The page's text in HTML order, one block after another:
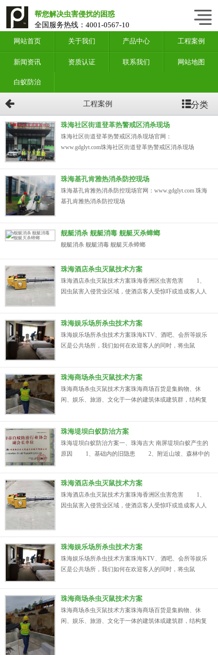
帮您解决虫害侵扰的困惑
全国服务热线：4001-0567-10
网站首页 关于我们 产品中心 工程案例
新闻资讯 资质认证 联系我们 网站地图
白蚁防治
工程案例 分类
珠海社区街道登革热警戒区消杀现场
珠海社区街道登革热警戒区消杀现场官网：
www.gdglyt.com珠海社区街道登革热警戒区消杀现场
珠海基孔肯雅热消杀防控现场
珠海基孔肯雅热消杀防控现场官网：www.gdglyt.com 珠海
基孔肯雅热消杀防控现场
舰艇消杀 舰艇消毒 舰艇灭杀蟑螂
舰艇消杀 舰艇消毒 舰艇灭杀蟑螂
珠海酒店杀虫灭鼠技术方案
珠海酒店杀虫灭鼠技术方案珠海香洲区虫害危害 1、
因虫鼠害入侵营业区域，使酒店客人受惊吓或造成客人人
常营运带来了直接的冲击及损失； 2、虫鼠害入侵酒店
食品操作区域——厨房，给珠海酒店食品安全带来巨大风
险； 3、鼠类破坏酒店电路系统，引起停电事故，给日
常营运带来影...
珠海娱乐场所杀虫技术方案
珠海娱乐场所杀虫技术方案珠海KTV、酒吧、会所等娱乐
区是公共场所，我们如何在欢迎客人的同时，将虫鼠
需要努力的一项工作，因为一旦有虫鼠害入侵，就会给娱
乐经营所场带来巨大风险，而且损失大小不可控。娱乐场
所漏洞较多，导致外围虫鼠害在觅食或正常扩散过程中入
侵娱乐场所区域，...
珠海商场杀虫灭鼠技术方案
珠海商场杀虫灭鼠技术方案珠海商场百货是集购物、休
闲、娱乐、旅游、文化于一体的建筑体或建筑群，结构复
下，由各种水体系统、线路系统、绿化系统、仓储、店
面、停车场、垃圾房组成，很容易发生害虫孳生活动，而
有害生物的存在直接影响购物环境和食品安全；商场杀虫
灭鼠公司在商场整个经营活...
珠海堤坝白蚁防治方案
珠海堤坝白蚁防治方案一、珠海吉大 南屏堤坝白蚁产生的
原因 1、基础内的旧隐患 2、附近山坡、森林中的
理不善产生白蚁 5、加高培厚工程未清除原堤坝内的
白蚁 二、吉大 南屏堤坝白蚁的预防措施 (一)珠海坝基
础处理施工前对堤坝基础都要认真进行检查，对发现...
珠海酒店杀虫灭鼠技术方案
珠海酒店杀虫灭鼠技术方案珠海香洲区虫害危害 1、
因虫鼠害入侵营业区域，使酒店客人受惊吓或造成客人人
珠海娱乐场所杀虫技术方案
珠海娱乐场所杀虫技术方案珠海KTV、酒吧、会所等娱乐
区是公共场所，我们如何在欢迎客人的同时，将虫鼠
需要努力的一项工作，因为一旦有虫鼠害入侵，就会给娱
乐经营所场带来巨大风险，而且损失大小不可控。娱乐场
所漏洞较多，导致外围虫鼠害在觅食或正常扩散过程中入
侵娱乐场所区域...
珠海商场杀虫灭鼠技术方案
珠海商场杀虫灭鼠技术方案珠海商场百货是集购物、休
闲、娱乐、旅游、文化于一体的建筑体或建筑群，结构复